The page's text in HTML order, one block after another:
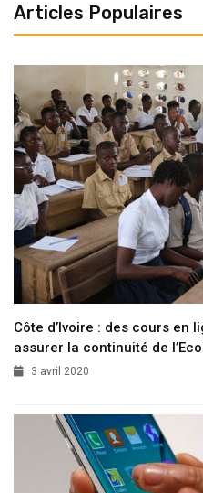
Articles Populaires
Côte d’Ivoire : des cours en
assurer la continuité de
3 avril 2020